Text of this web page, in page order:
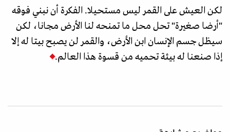
لكن العيش على القمر ليس مستحيلا. الفكرة أن نبني فوقه
"أرضا صغيرة" تحل محل ما تمنحه لنا الأرض مجانا، لكن
سيظل جسم الإنسان ابن الأرض، والقمر لن يصبح بيتا له إلا
إذا صنعنا له بيئة تحميه من قسوة هذا العالم.